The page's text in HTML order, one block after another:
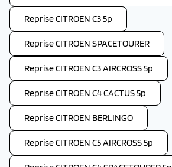
Reprise CITROEN C3 5p
Reprise CITROEN SPACETOURER
Reprise CITROEN C3 AIRCROSS 5p
Reprise CITROEN C4 CACTUS 5p
Reprise CITROEN BERLINGO
Reprise CITROEN C5 AIRCROSS 5p